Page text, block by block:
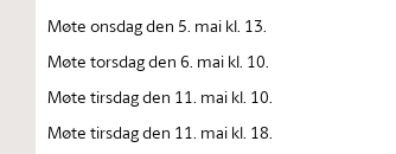
Møte onsdag den 5. mai kl. 13.
Møte torsdag den 6. mai kl. 10.
Møte tirsdag den 11. mai kl. 10.
Møte tirsdag den 11. mai kl. 18.